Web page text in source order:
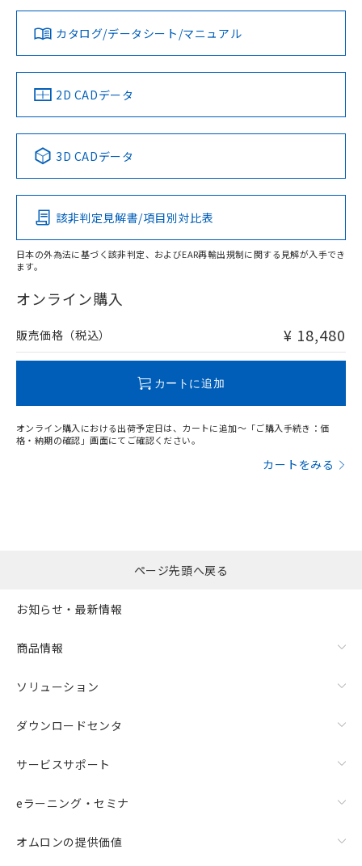
対応済み
中国 RoHS 注意事項・凡例
Pb Hg Cd Cr(VI)
O
在庫等で未対応品が混在する可能性があります。
問い合わせください。
LR型式承認
（イギリス
船舶規格）
DNV型式承認
（ノルウェー
BV型式承認
（フランス
KR型式
（韓国
No No No No
この製品の規格認証/適合状況ページへ
その他の認証はこちらのページからご検索ください
カタログ/データシート/マニュアル
2D CADデータ
3D CADデータ
該非判定見解書/項目別対比表
日本の外為法に基づく該非判定、およびEAR再輸出規制に関する見解が入手でき
ます。
オンライン購入
販売価格（税込） ¥ 18,480
カートに追加
オンライン購入における出荷予定日は、カートに追加～「ご購入手続き：価
格・納期の確認」画面にてご確認ください。
カートをみる
また、RoHS指令のフタル酸エステル類４
物質の対応では、対応完了までの期間は出
荷製品に未対応品が混在することから備考
欄に対応日を記載しておりました。
既に当社にて対応品への在庫切替を完了
していることから、特段のことがない限
ページ先頭へ戻る
お知らせ・最新情報
商品情報
ソリューション
ダウンロードセンタ
サービスサポート
eラーニング・セミナ
オムロンの提供価値